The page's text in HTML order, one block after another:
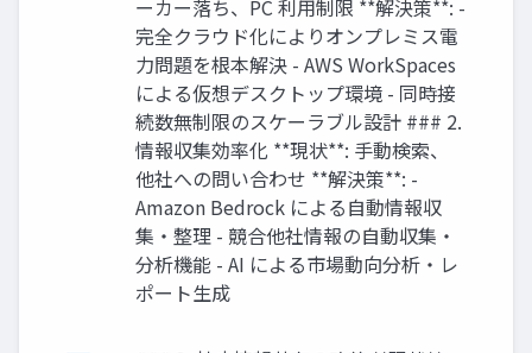
ーカー落ち、PC 利用制限 **解決策**: -
完全クラウド化によりオンプレミス電
力問題を根本解決 - AWS WorkSpaces
による仮想デスクトップ環境 - 同時接
続数無制限のスケーラブル設計 ### 2.
情報収集効率化 **現状**: 手動検索、
他社への問い合わせ **解決策**: -
Amazon Bedrock による自動情報収
集・整理 - 競合他社情報の自動収集・
分析機能 - AI による市場動向分析・レ
ポート生成